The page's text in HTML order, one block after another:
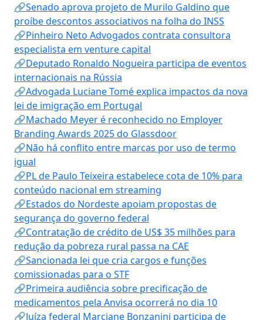
🔗Senado aprova projeto de Murilo Galdino que
proíbe descontos associativos na folha do INSS
🔗Pinheiro Neto Advogados contrata consultora
especialista em venture capital
🔗Deputado Ronaldo Nogueira participa de eventos
internacionais na Rússia
🔗Advogada Luciane Tomé explica impactos da nova
lei de imigração em Portugal
🔗Machado Meyer é reconhecido no Employer
Branding Awards 2025 do Glassdoor
🔗Não há conflito entre marcas por uso de termo
igual
🔗PL de Paulo Teixeira estabelece cota de 10% para
conteúdo nacional em streaming
🔗Estados do Nordeste apoiam propostas de
segurança do governo federal
🔗Contratação de crédito de US$ 35 milhões para
redução da pobreza rural passa na CAE
🔗Sancionada lei que cria cargos e funções
comissionadas para o STF
🔗Primeira audiência sobre precificação de
medicamentos pela Anvisa ocorrerá no dia 10
🔗Juíza federal Marciane Bonzanini participa de